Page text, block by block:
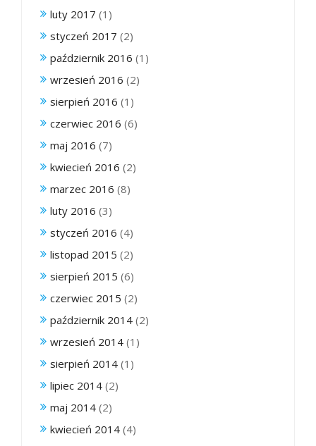
luty 2017 (1)
styczeń 2017 (2)
październik 2016 (1)
wrzesień 2016 (2)
sierpień 2016 (1)
czerwiec 2016 (6)
maj 2016 (7)
kwiecień 2016 (2)
marzec 2016 (8)
luty 2016 (3)
styczeń 2016 (4)
listopad 2015 (2)
sierpień 2015 (6)
czerwiec 2015 (2)
październik 2014 (2)
wrzesień 2014 (1)
sierpień 2014 (1)
lipiec 2014 (2)
maj 2014 (2)
kwiecień 2014 (4)